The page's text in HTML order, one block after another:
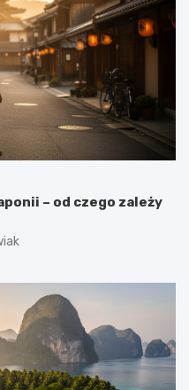
– od czego zależy